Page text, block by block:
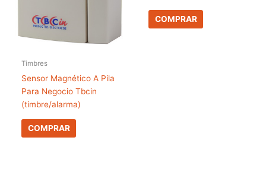
Timbres
Sensor Magnético A Pila
Para Negocio Tbcin
(timbre/alarma)
COMPRAR
COMPRAR